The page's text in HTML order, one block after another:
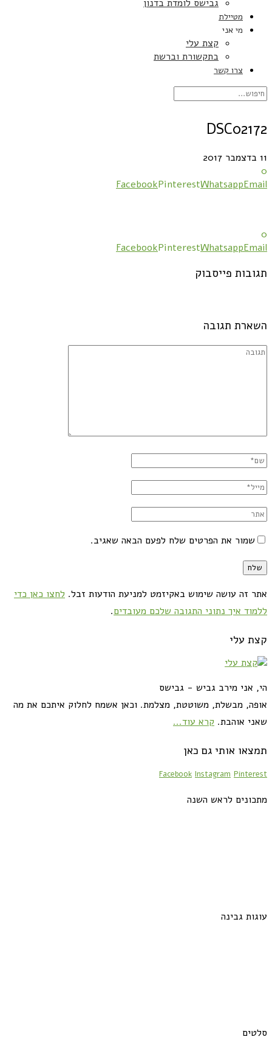
גבישס לומדת בדנון
מטיילת
מי אני
קצת עלי
בתקשורת וברשת
צרו קשר
DSC02172
11 בדצמבר 2017
0
FacebookPinterestWhatsappEmail
0
FacebookPinterestWhatsappEmail
תגובות פייסבוק
השארת תגובה
שמור את הפרטים שלח לפעם הבאה שאגיב.
אתר זה עושה שימוש באקיזמט למניעת הודעות זבל. לחצו כאן כדי
ללמוד איך נתוני התגובה שלכם מעובדים.
קצת עלי
הי, אני מירב גביש - גבישס
אופה, מבשלת, משוטטת, מצלמת. וכאן אשמח לחלוק איתכם את מה
שאני אוהבת. קרא עוד...
תמצאו אותי גם כאן
Facebook Instagram Pinterest
מתכונים לראש השנה
עוגות גבינה
סלטים